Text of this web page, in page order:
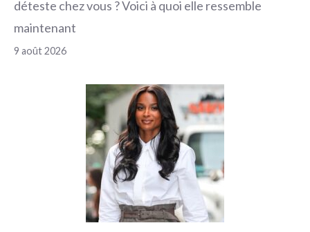
déteste chez vous ? Voici à quoi elle ressemble
maintenant
9 août 2026